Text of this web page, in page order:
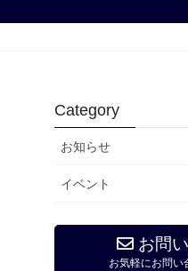
Category
お知らせ
イベント
お問
お気軽にお問い